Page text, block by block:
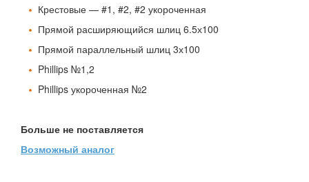
Крестовые — #1, #2, #2 укороченная
Прямой расширяющийся шлиц 6.5х100
Прямой параллельный шлиц 3х100
Phillips №1,2
Phillips укороченная №2
Больше не поставляется
Возможный аналог